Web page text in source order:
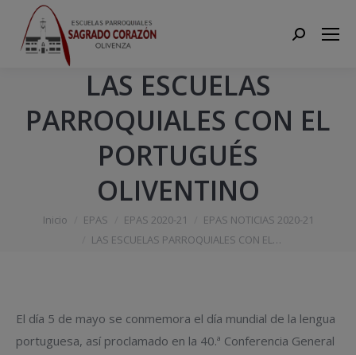
Search:
LAS ESCUELAS
PARROQUIALES CON EL
PORTUGUÉS
OLIVENTINO
Estás aquí:
Inicio EPAS EPAS 2020-21
EPAS NOTICIAS 2020-21
LAS ESCUELAS PARROQUIALES CON EL…
El día 5 de mayo se conmemora el día mundial de la lengua
portuguesa, así proclamado en la 40.ª Conferencia General